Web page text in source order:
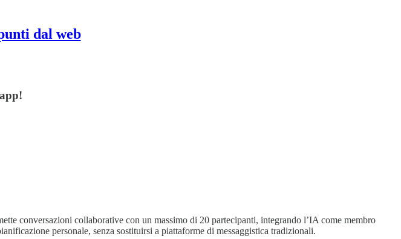
dal web
conversazioni collaborative con un massimo di 20 partecipanti, integrando l’IA come membro
personale, senza sostituirsi a piattaforme di messaggistica tradizionali.​